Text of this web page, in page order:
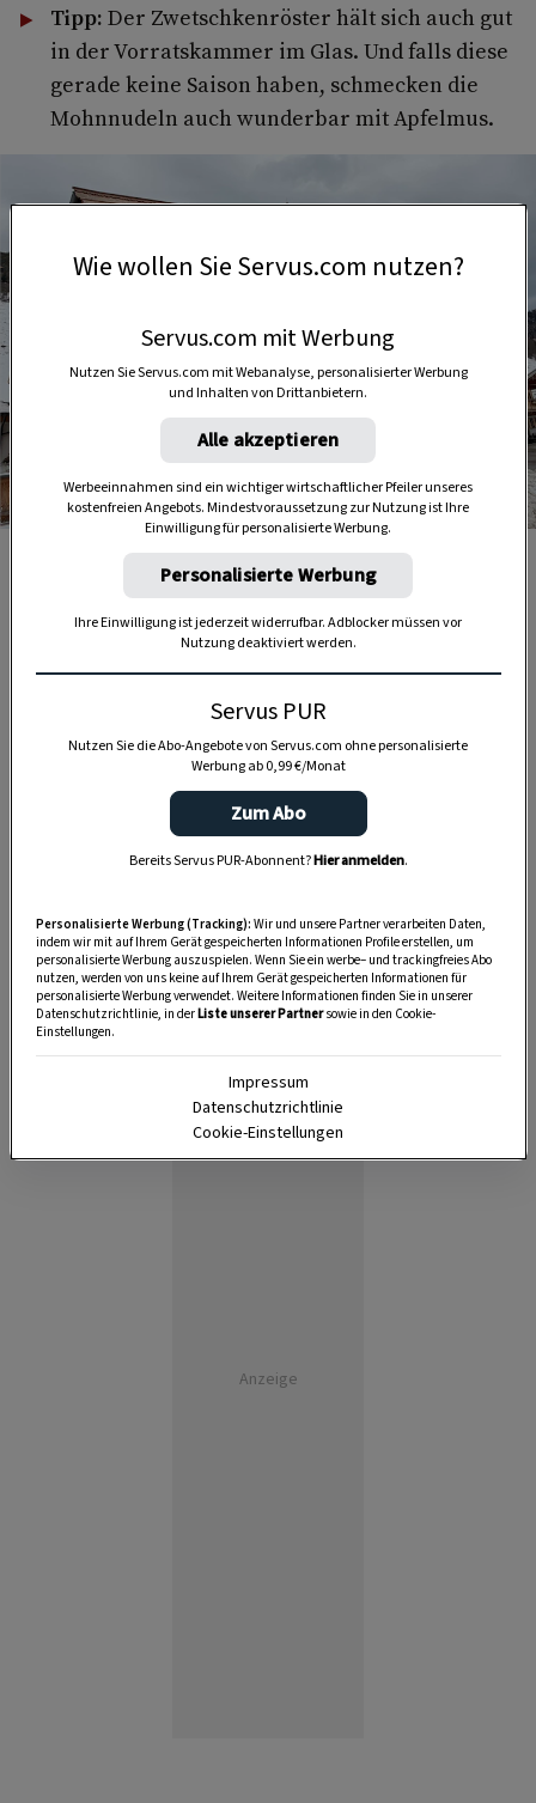
Tipp: Der Zwetschkenröster hält sich auch gut
in der Vorratskammer im Glas. Und falls diese
gerade keine Saison haben, schmecken die
Mohnnudeln auch wunderbar mit Apfelmus.
Foto: Katharina Würdinger
Die Griesner Alm in den Kitzbüheler Alpen
Anzeige
Wie wollen Sie Servus.com nutzen?
Servus.com mit Werbung
Nutzen Sie Servus.com mit Webanalyse, personalisierter Werbung
und Inhalten von Drittanbietern.
Alle akzeptieren
Werbeeinnahmen sind ein wichtiger wirtschaftlicher Pfeiler unseres
kostenfreien Angebots. Mindestvoraussetzung zur Nutzung ist Ihre
Einwilligung für personalisierte Werbung.
Personalisierte Werbung
Ihre Einwilligung ist jederzeit widerrufbar. Adblocker müssen vor
Nutzung deaktiviert werden.
Servus PUR
Nutzen Sie die Abo-Angebote von Servus.com ohne personalisierte
Werbung ab 0,99 €/Monat
Zum Abo
Bereits Servus PUR-Abonnent?Hier anmelden.
Personalisierte Werbung (Tracking): Wir und unsere Partner verarbeiten Daten,
indem wir mit auf Ihrem Gerät gespeicherten Informationen Profile erstellen, um
personalisierte Werbung auszuspielen. Wenn Sie ein werbe– und trackingfreies Abo
nutzen, werden von uns keine auf Ihrem Gerät gespeicherten Informationen für
personalisierte Werbung verwendet. Weitere Informationen finden Sie in unserer
Datenschutzrichtlinie, in derListe unserer Partnersowie in den Cookie-
Einstellungen.
Impressum
Datenschutzrichtlinie
Cookie-Einstellungen